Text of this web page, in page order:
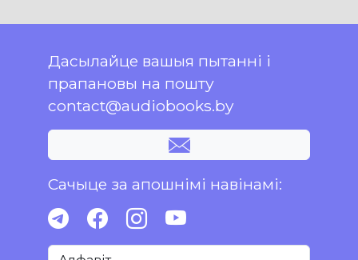
Дасылайце вашыя пытанні і
прапановы на пошту
contact@audiobooks.by
Сачыце за апошнімі навінамі: